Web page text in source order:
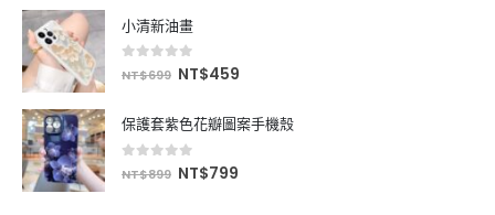
小清新油畫
out of 5
NT$699 NT$459
保護套紫色花瓣圖案手機殼
out of 5
NT$899 NT$799